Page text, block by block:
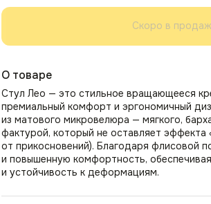
О товаре
Стул Лео — это стильное вращающееся
премиальный комфорт и эргономичный
из матового микровелюра — мягкого,
фактурой, который не оставляет эффекта
от прикосновений). Благодаря флисовой
и повышенную комфортность,
и устойчивость к деформациям.